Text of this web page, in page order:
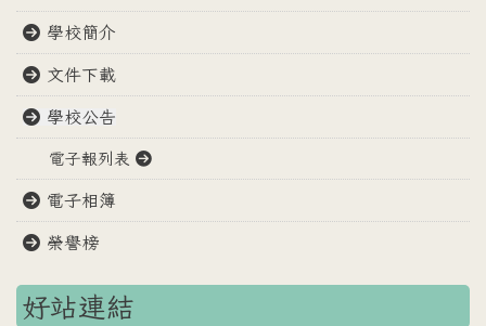
學校簡介
文件下載
學校公告
電子報列表
電子相簿
榮譽榜
好站連結